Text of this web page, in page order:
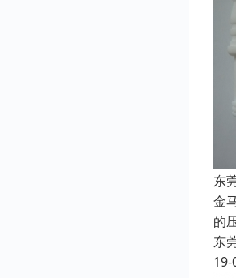
东
金
的
东
19-